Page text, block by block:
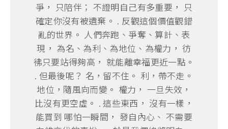
爭， 只陪伴； 不證明自己有多重要， 只
確定你沒有被遺棄。 . 反觀這個價值觀錯
亂的世界。 人們奔跑、爭奪、算計、表
現， 為名、為利、為地位、為權力， 彷
彿只要站得夠高， 就能離幸福更近一點。
. 但最後呢？ 名，留不住。 利，帶不走。
地位，隨風向而變。 權力， 一旦失效，
比沒有更空虛。 . 這些東西， 沒有一樣，
能買到 哪怕一瞬間， 發自內心、 不需要